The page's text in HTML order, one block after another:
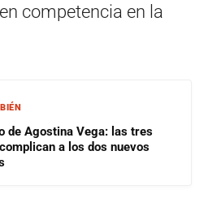
competencia en la
de Agostina Vega: las tres
a los dos nuevos